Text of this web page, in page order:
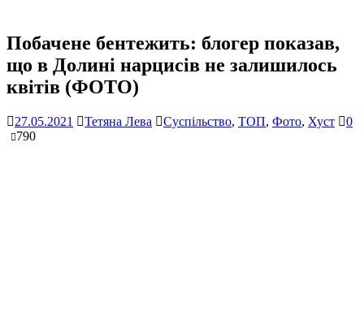
Побачене бентежить: блогер показав,
що в Долині нарцисів не залишилось
квітів (ФОТО)
27.05.2021 Тетяна Лева Суспільство, ТОП, Фото, Хуст
0
790